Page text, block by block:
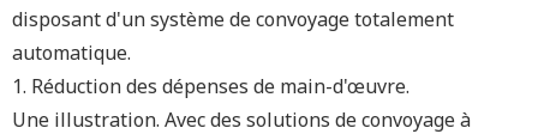
disposant d'un système de convoyage totalement
automatique.
1. Réduction des dépenses de main-d'œuvre.
Une illustration. Avec des solutions de convoyage à